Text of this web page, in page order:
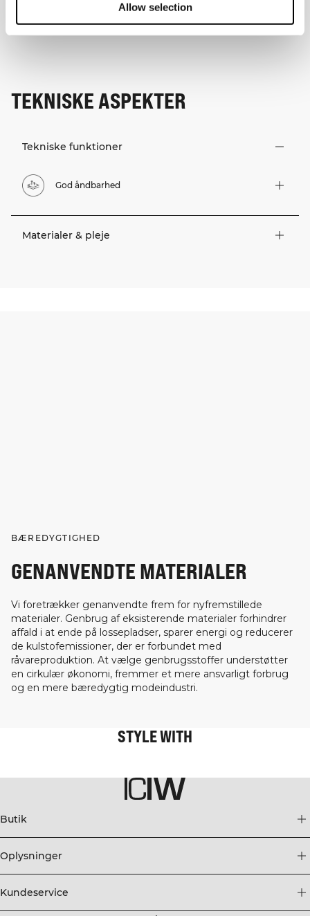
Allow selection
TEKNISKE ASPEKTER
Tekniske funktioner
God åndbarhed
Materialer & pleje
BÆREDYGTIGHED
GENANVENDTE MATERIALER
Vi foretrækker genanvendte frem for nyfremstillede
materialer. Genbrug af eksisterende materialer forhindrer
affald i at ende på lossepladser, sparer energi og reducerer
de kulstofemissioner, der er forbundet med
råvareproduktion. At vælge genbrugsstoffer understøtter
en cirkulær økonomi, fremmer et mere ansvarligt forbrug
og en mere bæredygtig modeindustri.
STYLE WITH
Butik
Oplysninger
Kundeservice